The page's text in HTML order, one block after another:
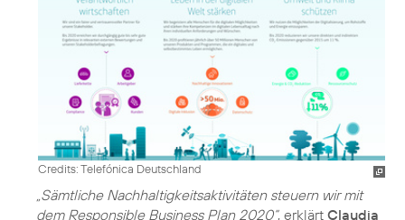
Credits: Telefónica Deutschland
„Sämtliche Nachhaltigkeitsaktivitäten steuern wir mit
dem Responsible Business Plan 2020“, erklärt Claudia